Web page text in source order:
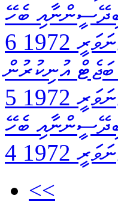
ބެހޭ
1972
އުނިކުރުން
1972
ބެހޭ
1972
<<